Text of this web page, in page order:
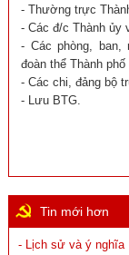
- Thường trực
- Các đ/c Thành ủy
- Các phòng, ban,
đoàn thể Thành phố
- Các chi, đảng bộ
- Lưu BTG.
Tin mới hơn
- Lịch sử và ý nghĩa